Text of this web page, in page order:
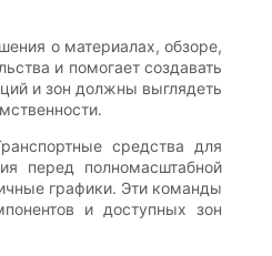
о материалах, обзоре,
и помогает создавать
и зон должны выглядеть
средства для
перед полномасштабной
графики. Эти команды
и доступных зон